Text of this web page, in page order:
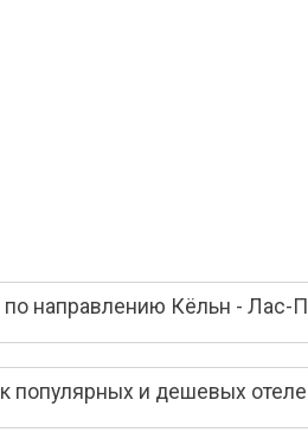
по направлению Кёльн - Лас-
популярных и дешевых